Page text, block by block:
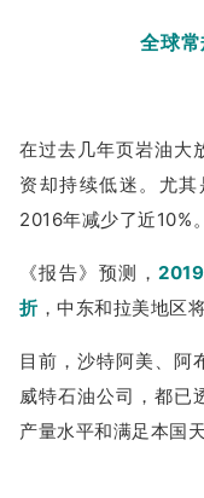
全球
在过去几年页岩油大
资却持续低迷。尤
2016年减少了近10%。
《报告》预测，
折，中东和拉美地区
目前，沙特阿美、阿
威特石油公司，都已
产量水平和满足本国